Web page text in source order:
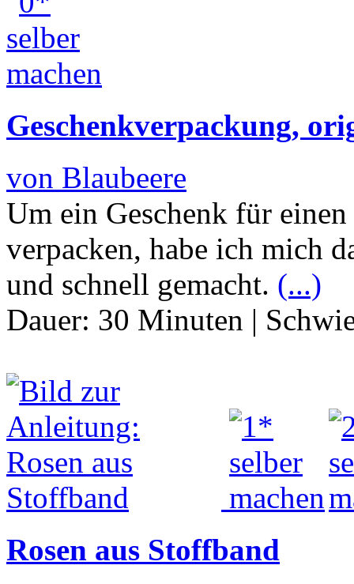
Geschenkverpackung,
von Blaubeere
Um ein Geschenk für
verpacken, habe ich mich
und schnell gemacht. (...)
Dauer: 30 Minuten |
Rosen aus Stoffband